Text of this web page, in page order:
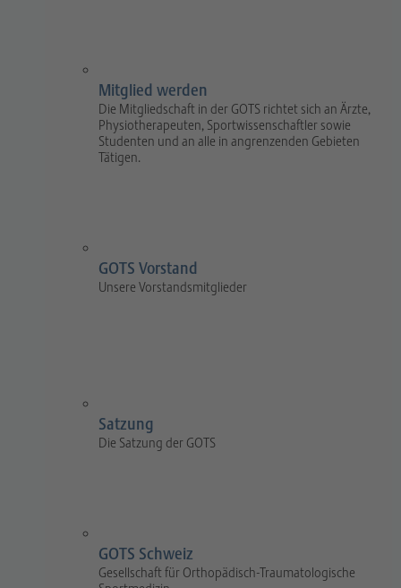
Mitglied werden
Die Mitgliedschaft in der GOTS richtet sich an Ärzte,
Physiotherapeuten, Sportwissenschaftler sowie
Studenten und an alle in angrenzenden Gebieten
Tätigen.
GOTS Vorstand
Unsere Vorstandsmitglieder
Satzung
Die Satzung der GOTS
GOTS Schweiz
Gesellschaft für Orthopädisch-Traumatologische